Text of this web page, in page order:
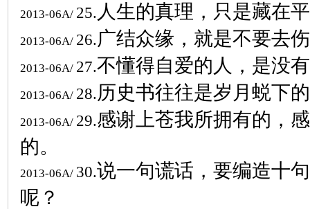
2013-06A/ 25. 人生的真理，只是藏在
2013-06A/ 26.广结众缘，就是不要去
2013-06A/ 27.不懂得自爱的人，是没
2013-06A/ 28.历史书往往是岁月蜕下
2013-06A/ 29.感谢上苍我所拥有的，
的。
2013-06A/ 30.说一句谎话，要编造十
呢？